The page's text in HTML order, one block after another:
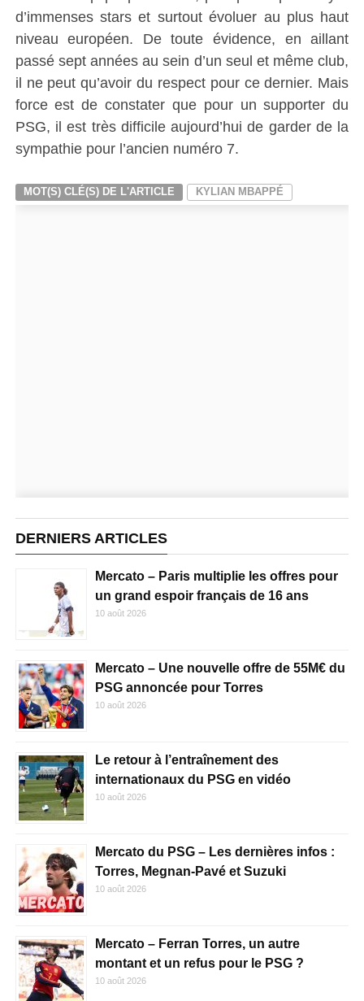
d’immenses stars et surtout évoluer au plus haut
niveau européen. De toute évidence, en aillant
passé sept années au sein d’un seul et même club,
il ne peut qu’avoir du respect pour ce dernier. Mais
force est de constater que pour un supporter du
PSG, il est très difficile aujourd’hui de garder de la
sympathie pour l’ancien numéro 7.
MOT(S) CLÉ(S) DE L'ARTICLE KYLIAN MBAPPÉ
DERNIERS ARTICLES
Mercato – Paris multiplie les offres pour
un grand espoir français de 16 ans
10 août 2026
Mercato – Une nouvelle offre de 55M€ du
PSG annoncée pour Torres
10 août 2026
Le retour à l’entraînement des
internationaux du PSG en vidéo
10 août 2026
Mercato du PSG – Les dernières infos :
Torres, Megnan-Pavé et Suzuki
10 août 2026
Mercato – Ferran Torres, un autre
montant et un refus pour le PSG ?
10 août 2026